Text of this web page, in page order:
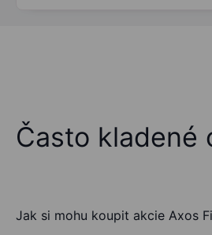
Často kladené
Jak si mohu koupit akcie Axos